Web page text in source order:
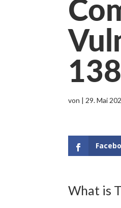
von | 29. Mai
What is